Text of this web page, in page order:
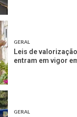
GERAL
Leis de
entram em vigor
GERAL